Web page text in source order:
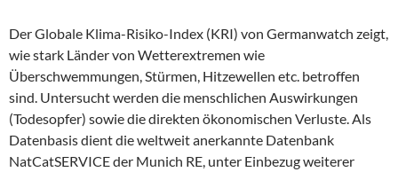
Der Globale Klima-Risiko-Index (KRI) von Germanwatch zeigt,
wie stark Länder von Wetterextremen wie
Überschwemmungen, Stürmen, Hitzewellen etc. betroffen
sind. Untersucht werden die menschlichen Auswirkungen
(Todesopfer) sowie die direkten ökonomischen Verluste. Als
Datenbasis dient die weltweit anerkannte Datenbank
NatCatSERVICE der Munich RE, unter Einbezug weiterer